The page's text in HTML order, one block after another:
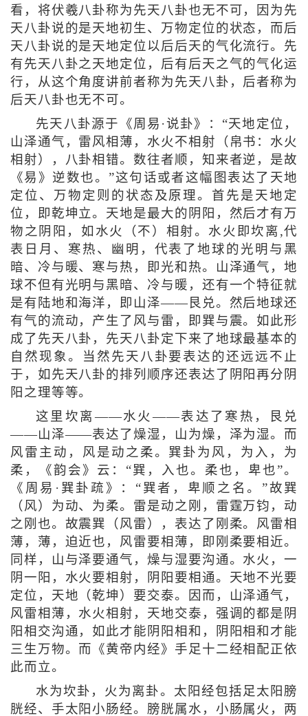
看，将伏羲八卦称为先天八卦也无不可，因为先
天八卦说的是天地初生、万物定位的状态，而后
天八卦说的是天地定位以后后天的气化流行。先
有先天八卦之天地定位，后有后天之气的气化运
行，从这个角度讲前者称为先天八卦，后者称为
后天八卦也无不可。
先天八卦源于《周易·说卦》：“天地定位，
山泽通气，雷风相薄，水火不相射（帛书：水火
相射），八卦相错。数往者顺，知来者逆，是故
《易》逆数也。”这句话或者这幅图表达了天地
定位、万物定则的状态及原理。首先是天地定
位，即乾坤立。天地是最大的阴阳，然后才有万
物之阴阳，如水火（不）相射。水火即坎离,代
表日月、寒热、幽明，代表了地球的光明与黑
暗、冷与暖、寒与热，即光和热。山泽通气，地
球不但有光明与黑暗、冷与暖，还有一个特征就
是有陆地和海洋，即山泽——艮兑。然后地球还
有气的流动，产生了风与雷，即巽与震。如此形
成了先天八卦，先天八卦定下来了地球最基本的
自然现象。当然先天八卦要表达的还远远不止
于，如先天八卦的排列顺序还表达了阴阳再分阴
阳之理等等。
这里坎离——水火——表达了寒热，艮兑
——山泽——表达了燥湿，山为燥，泽为湿。而
风雷主动，风是动之柔。巽卦为风，为入，为
柔，《韵会》云：“巽，入也。柔也，卑也”。
《周易·巽卦疏》：“巽者，卑顺之名。”故巽
（风）为动、为柔。雷是动之刚，雷霆万钧，动
之刚也。故震巽（风雷），表达了刚柔。风雷相
薄，薄，迫近也，风雷要相薄，即刚柔要相近。
同样，山与泽要通气，燥与湿要沟通。水火，一
阴一阳，水火要相射，阴阳要相通。天地不光要
定位，天地（乾坤）要交泰。因而，山泽通气，
风雷相薄，水火相射，天地交泰，强调的都是阴
阳相交沟通，如此才能阴阳相和，阴阳相和才能
三生万物。而《黄帝内经》手足十二经相配正依
此而立。
水为坎卦，火为离卦。太阳经包括足太阳膀
胱经、手太阳小肠经。膀胱属水，小肠属火，两